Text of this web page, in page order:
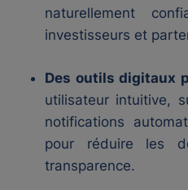
naturellement
investisseurs et
Des outils digitaux
utilisateur intuitive,
notifications
pour réduire les
transparence.